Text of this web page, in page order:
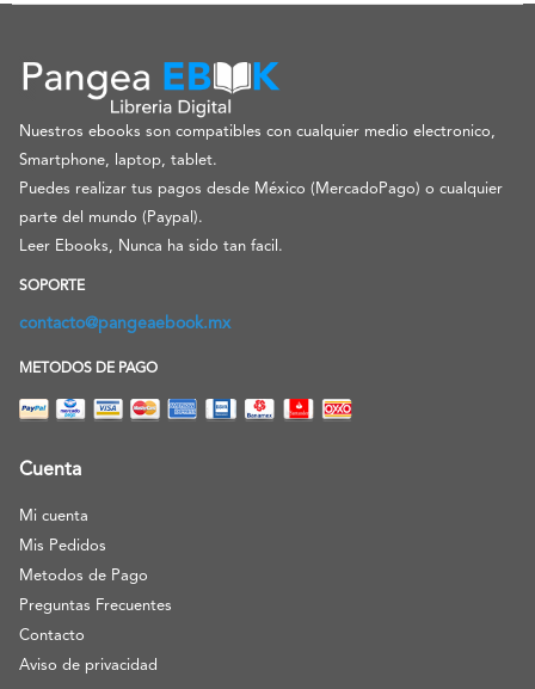
Nuestros ebooks son compatibles con cualquier medio electronico,
Smartphone, laptop, tablet.
Puedes realizar tus pagos desde México (MercadoPago) o cualquier
parte del mundo (Paypal).
Leer Ebooks, Nunca ha sido tan facil.
SOPORTE
contacto@pangeaebook.mx
METODOS DE PAGO
Cuenta
Mi cuenta
Mis Pedidos
Metodos de Pago
Preguntas Frecuentes
Contacto
Aviso de privacidad